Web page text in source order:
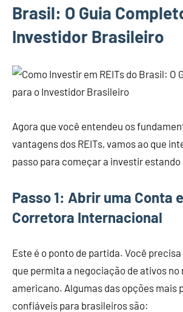
Brasil: O Guia
Investidor Brasileiro
Agora que você entendeu os
vantagens dos REITs, vamos ao que
passo para começar a investir estando
Passo 1: Abrir uma Conta
Corretora Internacional
Este é o ponto de partida. Você
que permita a negociação de ativos no
americano. Algumas das opções mais
confiáveis para brasileiros são: